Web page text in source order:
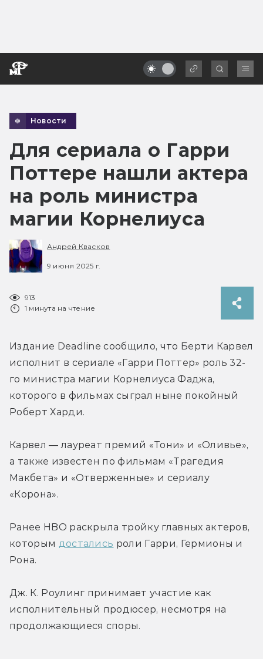
Новости
Для сериала о Гарри
Поттере нашли актера
на роль министра
магии Корнелиуса
Андрей Квасков
9 июня 2025 г.
913
1 минута на чтение
Издание Deadline сообщило, что Берти Карвел
исполнит в сериале «Гарри Поттер» роль 32-
го министра магии Корнелиуса Фаджа,
которого в фильмах сыграл ныне покойный
Роберт Харди.
Карвел — лауреат премий «Тони» и «Оливье»,
а также известен по фильмам «Трагедия
Макбета» и «Отверженные» и сериалу
«Корона».
Ранее HBO раскрыла тройку главных актеров,
которым достались роли Гарри, Гермионы и
Рона.
Дж. К. Роулинг принимает участие как
исполнительный продюсер, несмотря на
продолжающиеся споры.